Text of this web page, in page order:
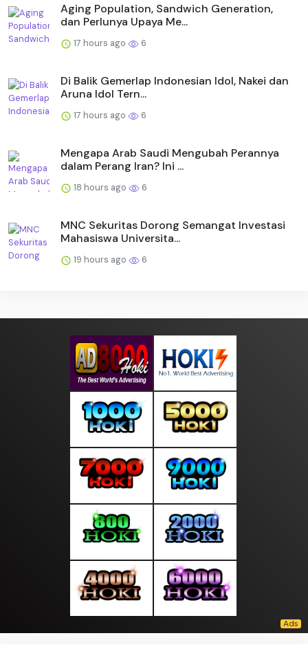
Aging Population, Sandwich Generation,
dan Perlunya Upaya Me...
17 hours ago 6
Di Balik Gemerlap Indonesian Idol, Nakei dan
Aruna Idol Tern...
17 hours ago 6
Mengapa Arab Saudi Mengubah Perannya
dalam Perang Iran? Ini ...
18 hours ago 6
MNC Sekuritas Dorong Semangat Investasi
Mahasiswa Universita...
19 hours ago 6